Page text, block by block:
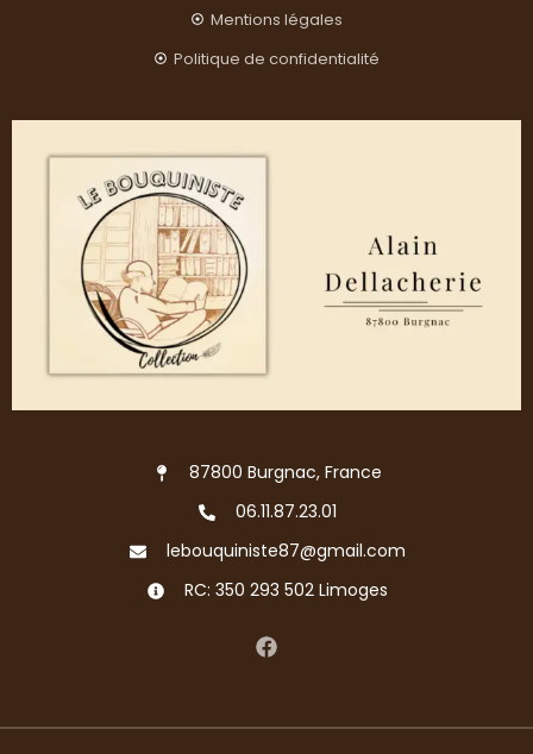
Mentions légales
Politique de confidentialité
87800 Burgnac, France
06.11.87.23.01
lebouquiniste87@gmail.com
RC: 350 293 502 Limoges